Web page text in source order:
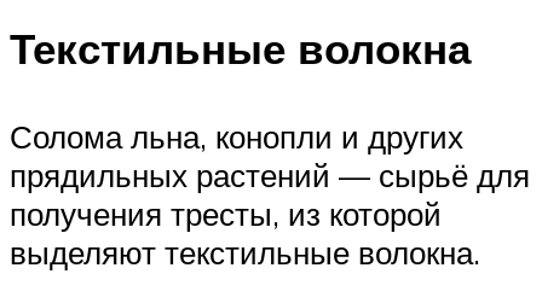
Текстильные волокна
Солома льна, конопли и других
прядильных растений — сырьё для
получения тресты, из которой
выделяют текстильные волокна.